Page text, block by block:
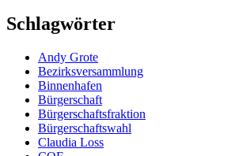
Schlagwörter
Andy Grote
Bezirksversammlung
Binnenhafen
Bürgerschaft
Bürgerschaftsfraktion
Bürgerschaftswahl
Claudia Loss